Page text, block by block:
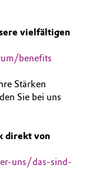
vielfältigen
benefits
Stärken
Sie bei uns
direkt von
uns/das-sind-